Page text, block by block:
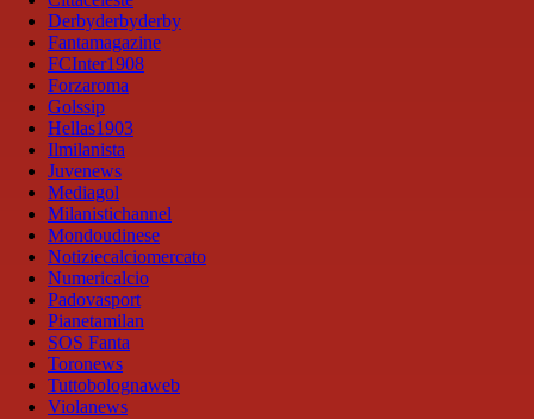
Derbyderbyderby
Fantamagazine
FCInter1908
Forzaroma
Golssip
Hellas1903
Ilmilanista
Juvenews
Mediagol
Milanistichannel
Mondoudinese
Notiziecalciomercato
Numericalcio
Padovasport
Pianetamilan
SOS Fanta
Toronews
Tuttobolognaweb
Violanews